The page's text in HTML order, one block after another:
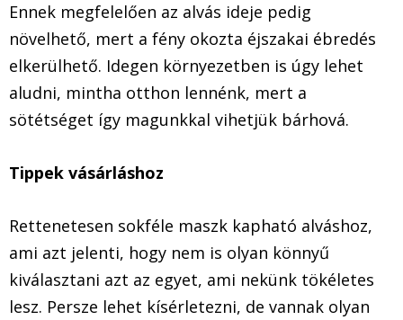
Ennek megfelelően az alvás ideje pedig
növelhető, mert a fény okozta éjszakai ébredés
elkerülhető. Idegen környezetben is úgy lehet
aludni, mintha otthon lennénk, mert a
sötétséget így magunkkal vihetjük bárhová.
Tippek vásárláshoz
Rettenetesen sokféle maszk kapható alváshoz,
ami azt jelenti, hogy nem is olyan könnyű
kiválasztani azt az egyet, ami nekünk tökéletes
lesz. Persze lehet kísérletezni, de vannak olyan